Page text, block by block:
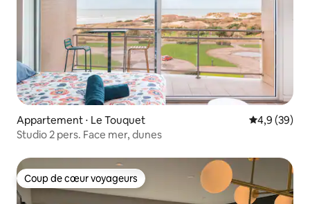
Appartement ⋅ Le Touquet Évaluation
4,9 (39)
Studio 2 pers. Face mer, dunes
Coup de cœur voyageurs
Coup de cœur voyageurs